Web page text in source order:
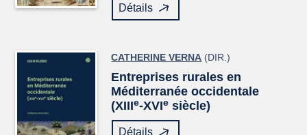
Détails
CATHERINE VERNA (DIR.)
Entreprises rurales en
Méditerranée occidentale
(XIIIe-XVIe siècle)
Détails